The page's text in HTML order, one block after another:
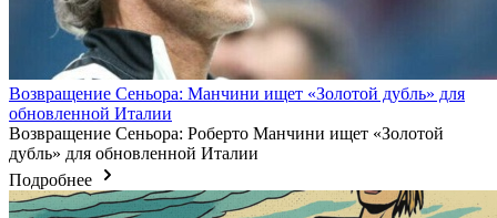
Возвращение Сеньора: Манчини ищет «Золотой дубль» для
обновленной Италии
Возвращение Сеньора: Роберто Манчини ищет «Золотой
дубль» для обновленной Италии
Подробнее